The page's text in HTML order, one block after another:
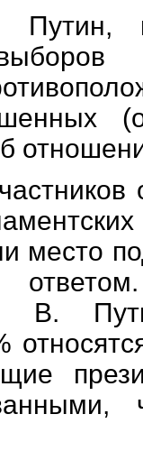
по
место
В.